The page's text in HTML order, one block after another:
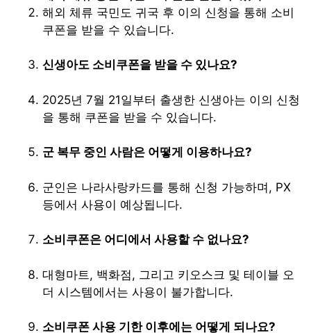
해외 체류 국민도 귀국 후 이의 신청을 통해 소비
쿠폰을 받을 수 있습니다.
신생아도 소비쿠폰을 받을 수 있나요?
2025년 7월 21일부터 출생한 신생아는 이의 신청
을 통해 쿠폰을 받을 수 있습니다.
군 복무 중인 사람은 어떻게 이용하나요?
군인은 나라사랑카드를 통해 신청 가능하며, PX
등에서 사용이 예상됩니다.
소비쿠폰은 어디에서 사용할 수 없나요?
대형마트, 백화점, 그리고 키오스크 및 테이블 오
더 시스템에서는 사용이 불가합니다.
소비쿠폰 사용 기한 이후에는 어떻게 되나요?